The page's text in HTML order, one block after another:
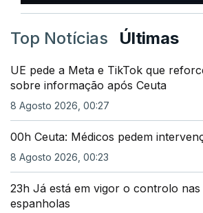
Top Notícias Últimas
UE pede a Meta e TikTok que
sobre informação após Ceuta
8 Agosto 2026, 00:27
00h Ceuta: Médicos pedem
8 Agosto 2026, 00:23
23h Já está em vigor o controlo
espanholas